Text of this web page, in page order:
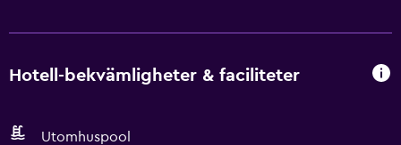
Hotell-bekvämligheter & faciliteter
Utomhuspool